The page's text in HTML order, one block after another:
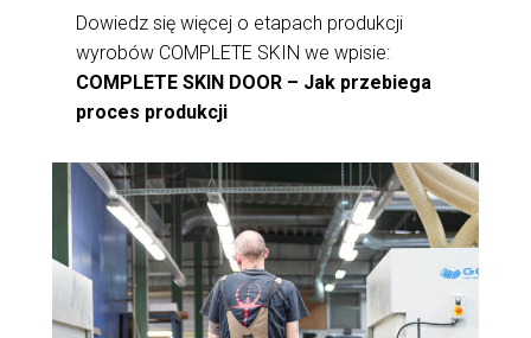
Dowiedz się więcej o etapach produkcji
wyrobów COMPLETE SKIN we wpisie:
COMPLETE SKIN DOOR – Jak przebiega
proces produkcji